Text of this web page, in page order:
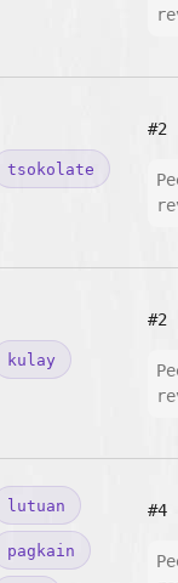
tsokolate
#2
kulay
#2
lutuan
pagkain
#4